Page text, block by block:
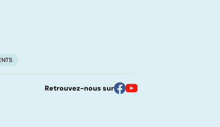
Retrouvez-nous sur